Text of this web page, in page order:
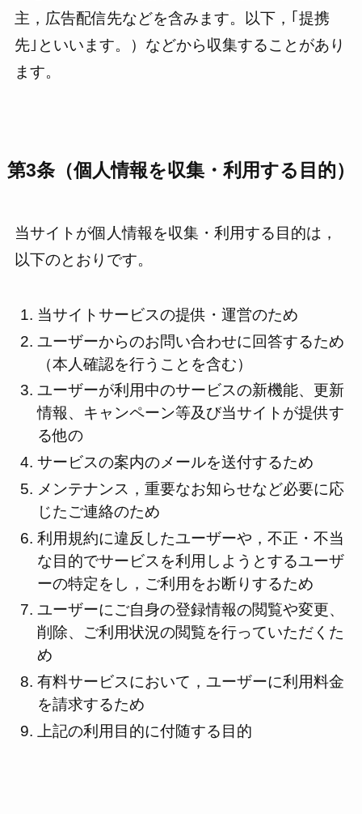
主，広告配信先などを含みます。以下，｢提携
先｣といいます。）などから収集することがあり
ます。
第3条（個人情報を収集・利用する目的）
当サイトが個人情報を収集・利用する目的は，
以下のとおりです。
当サイトサービスの提供・運営のため
ユーザーからのお問い合わせに回答するため
（本人確認を行うことを含む）
ユーザーが利用中のサービスの新機能、更新
情報、キャンペーン等及び当サイトが提供す
る他の
サービスの案内のメールを送付するため
メンテナンス，重要なお知らせなど必要に応
じたご連絡のため
利用規約に違反したユーザーや，不正・不当
な目的でサービスを利用しようとするユーザ
ーの特定をし，ご利用をお断りするため
ユーザーにご自身の登録情報の閲覧や変更、
削除、ご利用状況の閲覧を行っていただくた
め
有料サービスにおいて，ユーザーに利用料金
を請求するため
上記の利用目的に付随する目的